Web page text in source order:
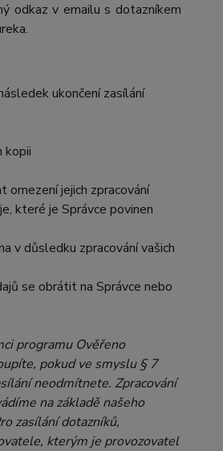
odkaz v emailu s dotazníkem
ukončení zasílání
kopii
omezení jejich zpracování
které je Správce povinen
v důsledku zpracování vašich
se obrátit na Správce nebo
programu Ověřeno
pokud ve smyslu § 7
neodmítnete. Zpracování
na základě našeho
zasílání dotazníků,
kterým je provozovatel